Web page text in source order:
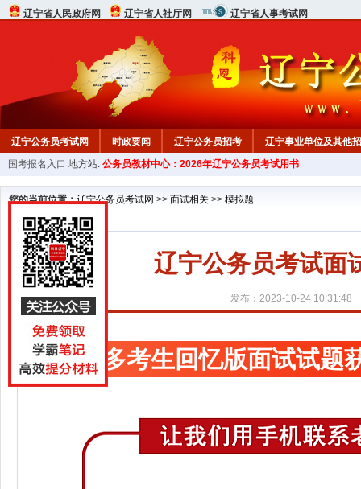
辽宁省人民政府网 辽宁省人社厅网 辽宁省人事考试网
辽宁公务员考试网 时政要闻 辽宁公务员招考 辽宁事业单位及其他
在线咨询 教材中心
国考报名入口 地方站: 公务员教材中心：2026年辽宁公务员考试用书
您的当前位置：辽宁公务员考试网 >> 面试相关 >> 模拟题
辽宁公务员考试面
发布：2023-10-24 10:31:48
更多考生回忆版面试试题